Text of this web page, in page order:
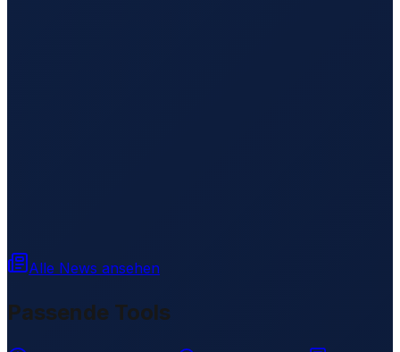
Alle News ansehen
Passende Tools